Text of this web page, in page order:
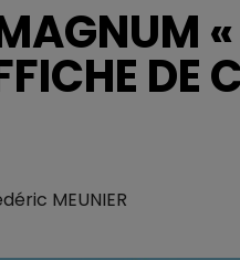
DE
MEUNIER